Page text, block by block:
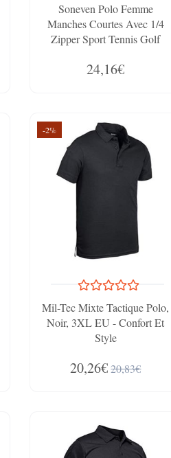
Soneven Polo Femme
Manches Courtes Avec 1/4
Zipper Sport Tennis Golf
Polo Shirt Femme T-Shirts À
24,16€
-2%
Mil-Tec Mixte Tactique Polo,
Noir, 3XL EU - Confort Et
Style
20,26€ 20,83€